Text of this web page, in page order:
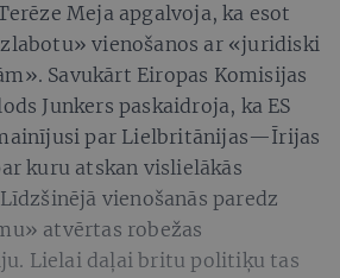
Meja apgalvoja, ka esot
vienošanos ar «juridiski
Savukārt Eiropas Komisijas
Junkers paskaidroja, ka ES
par Lielbritānijas—Īrijas
kuru atskan vislielākās
vienošanās paredz
atvērtas robežas
Lielai daļai britu politiķu tas